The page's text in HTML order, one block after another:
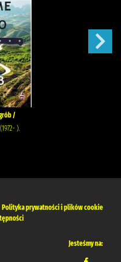
/
).
Polityka prywatności i plików cookie
Jesteśmy na: